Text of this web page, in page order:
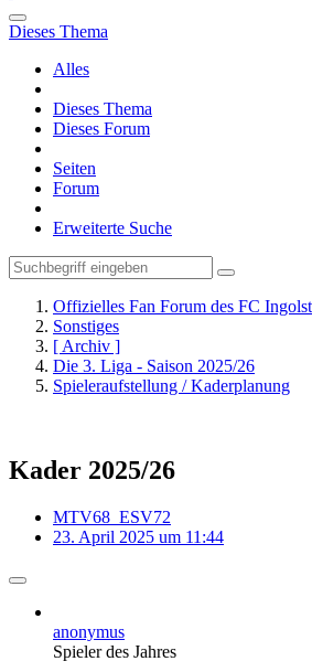
Dieses Thema
Alles
Dieses Thema
Dieses Forum
Seiten
Forum
Erweiterte Suche
Offizielles Fan Forum des FC
Sonstiges
[ Archiv ]
Die 3. Liga - Saison 2025/26
Spieleraufstellung / Kaderplanung
Kader 2025/26
MTV68_ESV72
23. April 2025 um 11:44
anonymus
Spieler des Jahres